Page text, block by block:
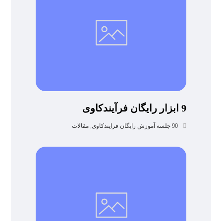
9 ابزار رایگان فرآیندکاوی
90 جلسه آموزش رایگان فرایندکاوی ,مقالات